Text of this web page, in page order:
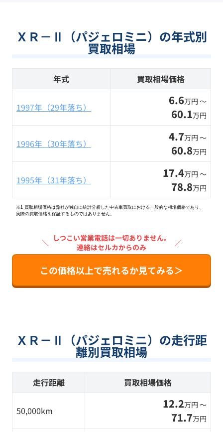
ＸＲ－Ⅱ（パジェロミニ）の年式別
買取相場
年式 買取相場価格
1997年（29年落ち） 6.6万円 〜
60.1万円
1996年（30年落ち） 4.7万円 〜
60.8万円
1995年（31年落ち） 17.4万円 〜
78.8万円
※1 買取相場価格は弊社が独自に統計分析した中古車買取における一般的な相場価格であり、
実際の買取価格を保証するものではありません。
＼ しつこい営業電話は一切ありません。
連絡はセルカからのみ
／
この価格以上で売れるか見てみる＞
ＸＲ－Ⅱ（パジェロミニ）の走行距
離別買取相場
走行距離 買取相場価格
50,000km 12.2万円 〜
71.7万円